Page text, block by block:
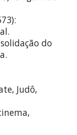
do
Judô,